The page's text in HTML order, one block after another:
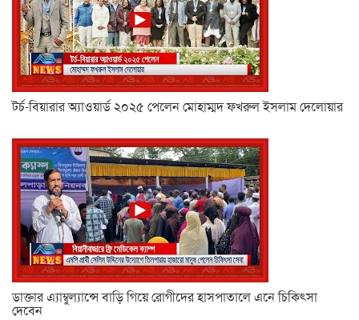
টর্চ-বিয়ারার অ্যাওয়ার্ড ২০২৫ পেলেন মোহাম্মদ ফখরুল ইসলাম দেলোয়ার
ডাক্তার এ্যাম্বুল্যান্সে বাড়ি গিয়ে রোগীদের হাসপাতালে এনে চিকিৎসা
দেবেন